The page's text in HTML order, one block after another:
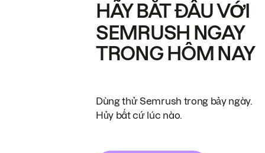
HÃY BẮT ĐẦU VỚI
SEMRUSH NGAY
TRONG HÔM NAY
Dùng thử Semrush trong bảy ngày.
Hủy bất cứ lúc nào.